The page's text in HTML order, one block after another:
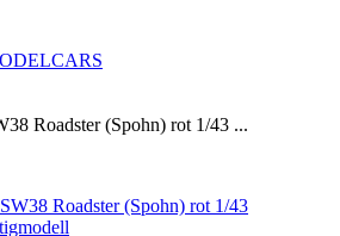
Roadster (Spohn) rot 1/43 ...